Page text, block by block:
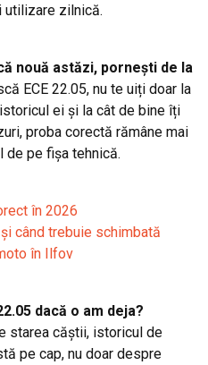
zilnică.
nouă astăzi, pornești de la
ECE 22.05, nu te uiți doar la
ei și la cât de bine îți
proba corectă rămâne mai
de pe fișa tehnică.
în 2026
când trebuie schimbată
în Ilfov
dacă o am deja?
starea căștii, istoricul de
pe cap, nu doar despre